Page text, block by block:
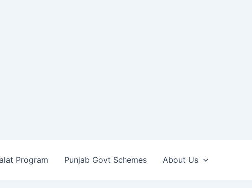
Program Punjab Govt Schemes About Us